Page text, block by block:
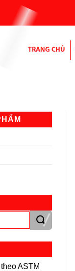
TRANG CHỦ
ASTM